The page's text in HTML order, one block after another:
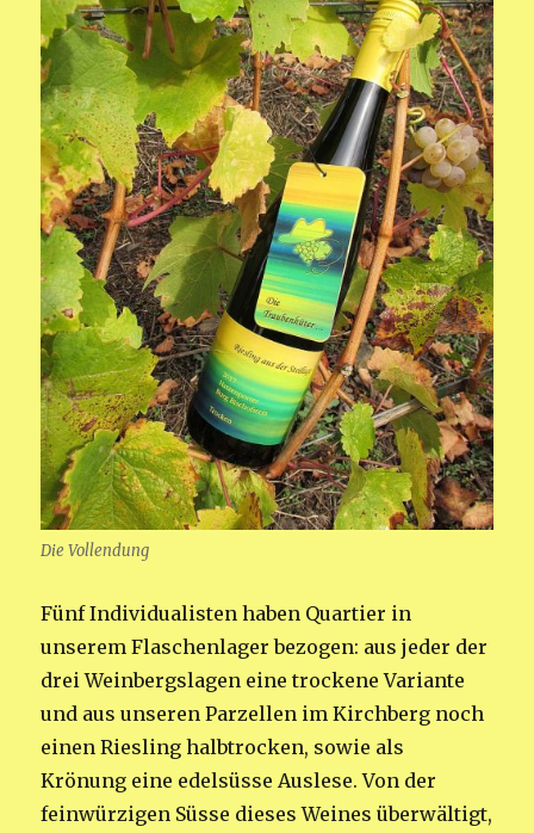
Die Vollendung
Fünf Individualisten haben Quartier in
unserem Flaschenlager bezogen: aus jeder der
drei Weinbergslagen eine trockene Variante
und aus unseren Parzellen im Kirchberg noch
einen Riesling halbtrocken, sowie als
Krönung eine edelsüsse Auslese. Von der
feinwürzigen Süsse dieses Weines überwältigt,